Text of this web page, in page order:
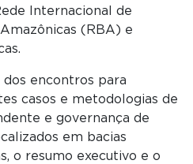
Internacional de
(RBA) e
encontros para
casos e metodologias de
e governança de
em bacias
o resumo executivo e o